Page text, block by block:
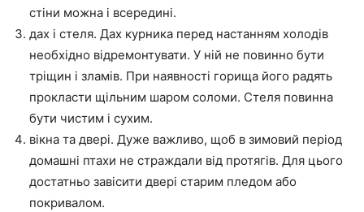
стіни можна і всередині.
дах і стеля. Дах курника перед настанням холодів
необхідно відремонтувати. У ній не повинно бути
тріщин і зламів. При наявності горища його радять
прокласти щільним шаром соломи. Стеля повинна
бути чистим і сухим.
вікна та двері. Дуже важливо, щоб в зимовий період
домашні птахи не страждали від протягів. Для цього
достатньо завісити двері старим пледом або
покривалом.